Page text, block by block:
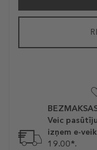
Veic
izņem e-
19.00*.